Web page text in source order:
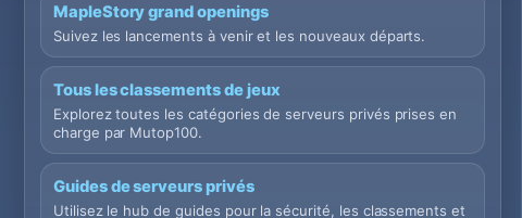
MapleStory grand openings
Suivez les lancements à venir et les nouveaux départs.
Tous les classements de jeux
Explorez toutes les catégories de serveurs privés prises en
charge par Mutop100.
Guides de serveurs privés
Utilisez le hub de guides pour la sécurité, les classements et